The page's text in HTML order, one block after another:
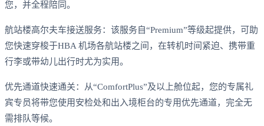
您，并全程陪同。
航站楼高尔夫车接送服务：该服务自“Premium”等级起提供，可助
您快速穿梭于HBA 机场各航站楼之间，在转机时间紧迫、携带重
行李或带幼儿出行时尤为实用。
优先通道快速通关：从“ComfortPlus”及以上舱位起，您的专属礼
宾专员将带您使用安检处和出入境柜台的专用优先通道，完全无
需排队等候。